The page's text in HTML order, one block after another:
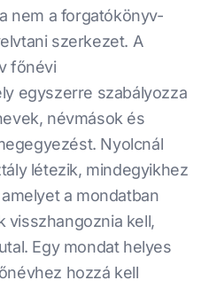
nem a forgatókönyv-
szerkezet. A
főnévi
egyszerre szabályozza
névmások és
Nyolcnál
létezik, mindegyikhez
a mondatban
visszhangoznia kell,
Egy mondat helyes
hozzá kell